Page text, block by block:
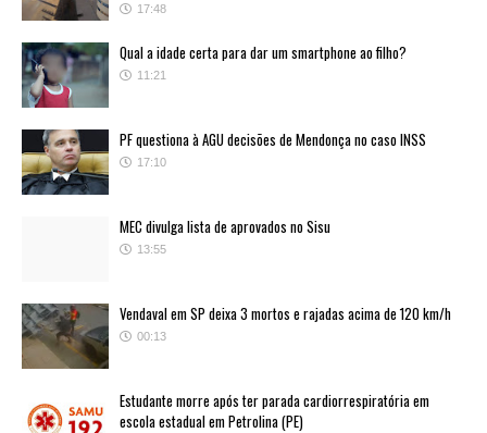
17:48
Qual a idade certa para dar um smartphone ao filho?
11:21
PF questiona à AGU decisões de Mendonça no caso INSS
17:10
MEC divulga lista de aprovados no Sisu
13:55
Vendaval em SP deixa 3 mortos e rajadas acima de 120 km/h
00:13
Estudante morre após ter parada cardiorrespiratória em
escola estadual em Petrolina (PE)